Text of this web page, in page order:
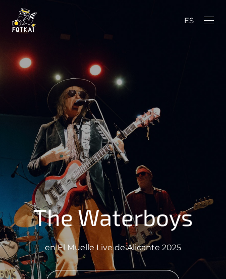
ES
The Waterboys
en El Muelle Live de Alicante 2025